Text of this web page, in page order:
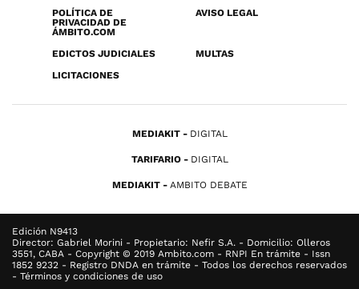
POLÍTICA DE
PRIVACIDAD DE
ÁMBITO.COM
AVISO LEGAL
EDICTOS JUDICIALES
MULTAS
LICITACIONES
MEDIAKIT DIGITAL
TARIFARIO DIGITAL
MEDIAKIT AMBITO DEBATE
Edición N9413
Director: Gabriel Morini - Propietario: Nefir S.A. - Domicilio: Olleros
3551, CABA - Copyright © 2019 Ambito.com - RNPI En trámite - Issn
1852 9232 - Registro DNDA en trámite - Todos los derechos reservados
- Términos y condiciones de uso